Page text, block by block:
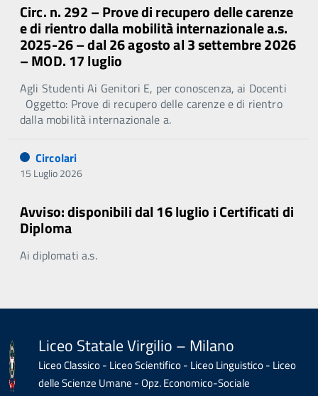
Circ. n. 292 – Prove di recupero delle carenze
e di rientro dalla mobilità internazionale a.s.
2025-26 – dal 26 agosto al 3 settembre 2026
– MOD. 17 luglio
Agli Studenti Ai Genitori E, per conoscenza, ai Docenti
Oggetto: Prove di recupero delle carenze e di rientro
dalla mobilità internazionale a.
Circolari
15 Luglio 2026
Avviso: disponibili dal 16 luglio i Certificati di
Diploma
Ai diplomati a.s.
Liceo Statale Virgilio – Milano
Liceo Classico - Liceo Scientifico - Liceo Linguistico - Liceo
delle Scienze Umane - Opz. Economico-Sociale